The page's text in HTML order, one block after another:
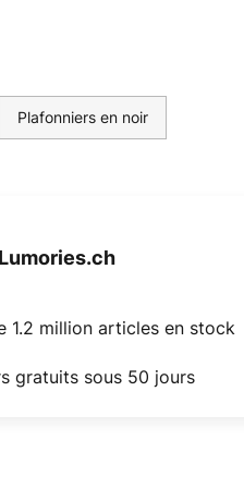
Plafonniers en noir
Lumories.ch
1.2 million articles en stock
gratuits sous 50 jours